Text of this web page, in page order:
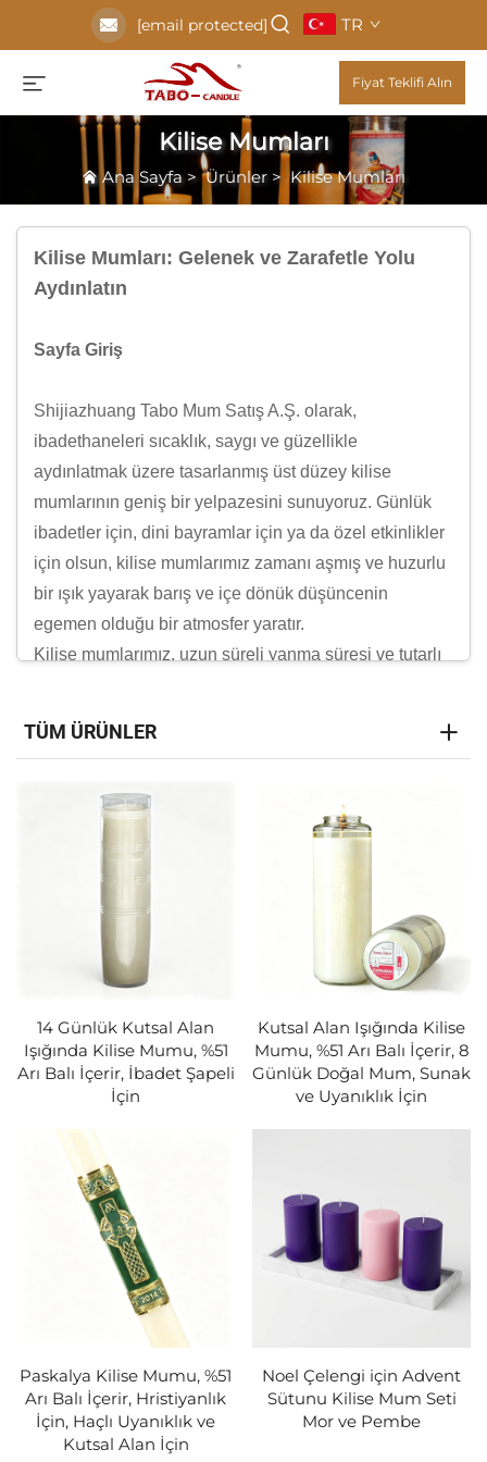
[email protected] TR
Fiyat Teklifi Alın
Kilise Mumları
Ana Sayfa>Ürünler >Kilise Mumları
Kilise Mumları: Gelenek ve Zarafetle Yolu
Aydınlatın
Sayfa Giriş
Shijiazhuang Tabo Mum Satış A.Ş. olarak,
ibadethaneleri sıcaklık, saygı ve güzellikle
aydınlatmak üzere tasarlanmış üst düzey kilise
mumlarının geniş bir yelpazesini sunuyoruz. Günlük
ibadetler için, dini bayramlar için ya da özel etkinlikler
için olsun, kilise mumlarımız zamanı aşmış ve huzurlu
bir ışık yayarak barış ve içe dönük düşüncenin
egemen olduğu bir atmosfer yaratır.
Kilise mumlarımız, uzun süreli yanma süresi ve tutarlı
performanslı aydınlatma çözümleri arayışı içinde tercih
edilmektedir.
B2B tedarikçisi olarak, dini kurumların özel
gereksinimleri karşılayan mumlar sunmaya kararlıyız.
Sadece işlevsel olmakla kalmayıp aynı zamanda
herhangi bir tören veya ibadetin atmosferini de
destekleyen kilise mumları sunmaktan gurur
duyuyoruz.
Kilise Mumlarının Avantajları
1. Uzun Yanma Süresi ile Uzun Süreli Kullanım
Kilise mumlarımız, uzun yanma süreleriyle bilinir; bu
da onları uzun süren kilise ayinleri, beklemeler ve
diğer dini törenler için ideal kılar. Mumlarımızda
kullanılan üstün balmumu formülü, mumların
yanmasını sağlar. Bu durum, ayinlerinizin mumları
sürekli yenilemeden sorunsuz ilerlemesini garanti
eder ve tüm boyutlardaki kiliseler için daha verimli bir
TÜM ÜRÜNLER
14 Günlük Kutsal Alan
Işığında Kilise Mumu, %51
Arı Balı İçerir, İbadet Şapeli
İçin
Kutsal Alan Işığında Kilise
Mumu, %51 Arı Balı İçerir, 8
Günlük Doğal Mum, Sunak
ve Uyanıklık İçin
Paskalya Kilise Mumu, %51
Arı Balı İçerir, Hristiyanlık
İçin, Haçlı Uyanıklık ve
Kutsal Alan İçin
Noel Çelengi için Advent
Sütunu Kilise Mum Seti
Mor ve Pembe